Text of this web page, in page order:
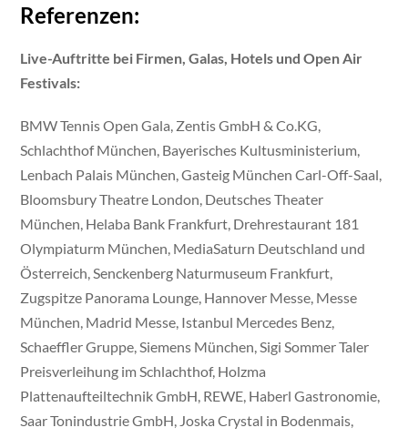
Referenzen:
Live-Auftritte bei Firmen, Galas, Hotels und Open Air
Festivals:
BMW Tennis Open Gala, Zentis GmbH & Co.KG,
Schlachthof München, Bayerisches Kultusministerium,
Lenbach Palais München, Gasteig München Carl-Off-Saal,
Bloomsbury Theatre London, Deutsches Theater
München, Helaba Bank Frankfurt, Drehrestaurant 181
Olympiaturm München, MediaSaturn Deutschland und
Österreich, Senckenberg Naturmuseum Frankfurt,
Zugspitze Panorama Lounge, Hannover Messe, Messe
München, Madrid Messe, Istanbul Mercedes Benz,
Schaeffler Gruppe, Siemens München, Sigi Sommer Taler
Preisverleihung im Schlachthof, Holzma
Plattenaufteiltechnik GmbH, REWE, Haberl Gastronomie,
Saar Tonindustrie GmbH, Joska Crystal in Bodenmais,